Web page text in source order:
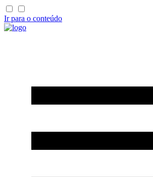
Ir para o conteúdo